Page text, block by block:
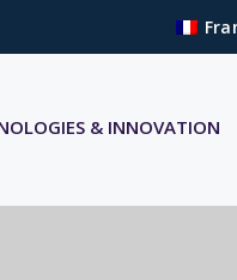
& INNOVATION